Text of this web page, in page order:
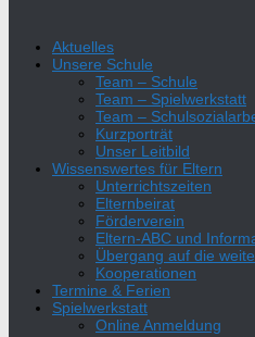
Aktuelles
Unsere Schule
Team – Schule
Team – Spielwerkstatt
Team –
Kurzporträt
Unser Leitbild
Wissenswertes für Eltern
Unterrichtszeiten
Elternbeirat
Förderverein
Eltern-ABC und
Übergang auf die
Kooperationen
Termine & Ferien
Spielwerkstatt
Online Anmeldung